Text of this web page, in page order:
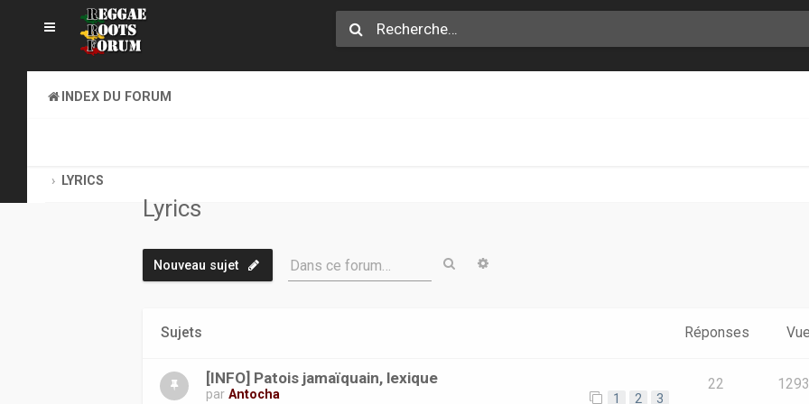
INDEX DU FORUM
LYRICS
Lyrics
Nouveau sujet Dans ce forum… Rechercher
Sujets Réponses
[INFO] Patois jamaïquain, lexique
parAntocha 1 2 3
22